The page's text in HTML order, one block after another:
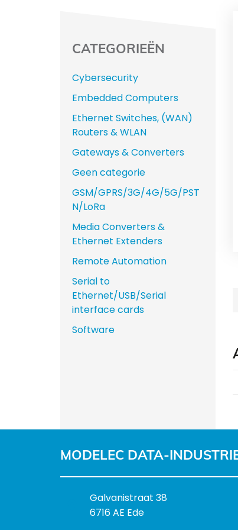
CATEGORIEËN
Cybersecurity
Embedded Computers
Ethernet Switches, (WAN)
Routers & WLAN
Gateways & Converters
Geen categorie
GSM/GPRS/3G/4G/5G/PST
N/LoRa
Media Converters &
Ethernet Extenders
Remote Automation
Serial to
Ethernet/USB/Serial
interface cards
Software
MODELEC DATA-
B
e
Galvanistraat 38
6716 AE Ede